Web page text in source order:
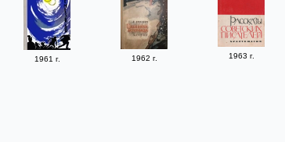
1961 г. 1962 г. 1963 г.